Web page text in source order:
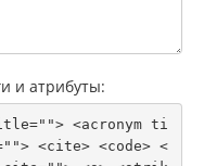
и атрибуты:
<acronym ti
<cite> <code> <